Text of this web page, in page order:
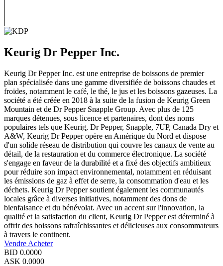
Keurig Dr Pepper Inc.
Keurig Dr Pepper Inc. est une entreprise de boissons de premier
plan spécialisée dans une gamme diversifiée de boissons chaudes et
froides, notamment le café, le thé, le jus et les boissons gazeuses. La
société a été créée en 2018 à la suite de la fusion de Keurig Green
Mountain et de Dr Pepper Snapple Group. Avec plus de 125
marques détenues, sous licence et partenaires, dont des noms
populaires tels que Keurig, Dr Pepper, Snapple, 7UP, Canada Dry et
A&W, Keurig Dr Pepper opère en Amérique du Nord et dispose
d'un solide réseau de distribution qui couvre les canaux de vente au
détail, de la restauration et du commerce électronique. La société
s'engage en faveur de la durabilité et a fixé des objectifs ambitieux
pour réduire son impact environnemental, notamment en réduisant
les émissions de gaz à effet de serre, la consommation d'eau et les
déchets. Keurig Dr Pepper soutient également les communautés
locales grâce à diverses initiatives, notamment des dons de
bienfaisance et du bénévolat. Avec un accent sur l'innovation, la
qualité et la satisfaction du client, Keurig Dr Pepper est déterminé à
offrir des boissons rafraîchissantes et délicieuses aux consommateurs
à travers le continent.
Vendre Acheter
BID 0.0000
ASK 0.0000